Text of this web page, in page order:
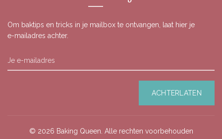
Om baktips en tricks in je mailbox te ontvangen, laat hier je
e-mailadres achter.
© 2026 Baking Queen . Alle rechten voorbehouden